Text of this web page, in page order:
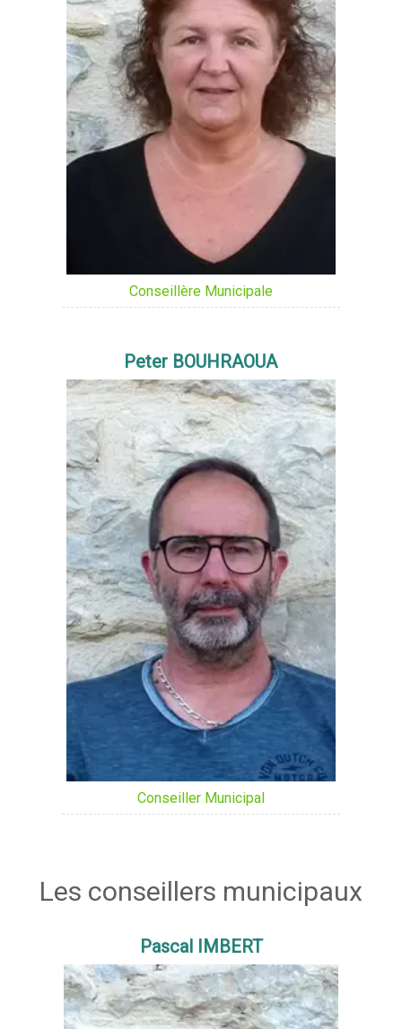
Conseillère Municipale
Peter BOUHRAOUA
Conseiller Municipal
Les conseillers municipaux
Pascal IMBERT